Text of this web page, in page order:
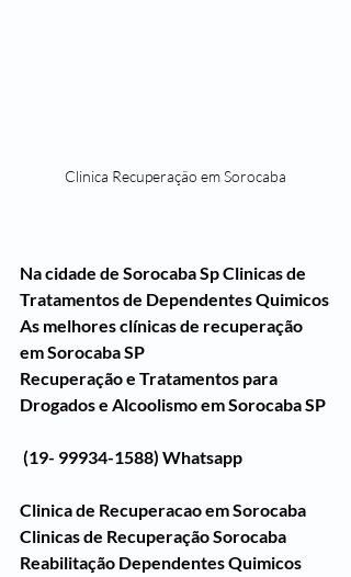
Clinica Recuperação em Sorocaba
Na cidade de Sorocaba Sp Clinicas de
Tratamentos de Dependentes Quimicos
As melhores clínicas de recuperação
em Sorocaba SP
Recuperação e Tratamentos para
Drogados e Alcoolismo em Sorocaba SP
(19- 99934-1588) Whatsapp
Clinica de Recuperacao em Sorocaba
Clinicas de Recuperação Sorocaba
Reabilitação Dependentes Quimicos